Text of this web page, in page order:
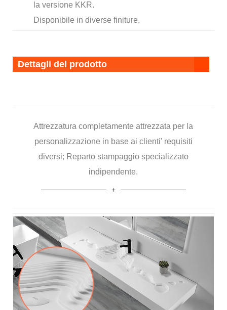
la versione KKR.
Disponibile in diverse finiture.
Dettagli del prodotto
Attrezzatura completamente attrezzata per la
personalizzazione in base ai clienti' requisiti
diversi; Reparto stampaggio specializzato
indipendente.